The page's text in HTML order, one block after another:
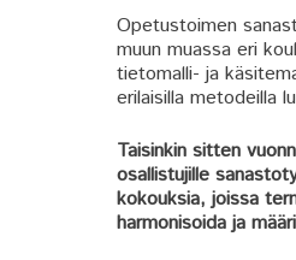
Opetustoimen
muun muassa eri
tietomalli- ja
erilaisilla metodeilla
Taisinkin sitten
osallistujille
kokouksia, joissa
harmonisoida ja